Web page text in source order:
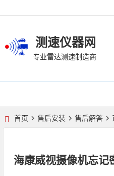
测速仪器网
专业雷达测速制造商
首页 售后安装 售后解答
海康威视摄像机忘记